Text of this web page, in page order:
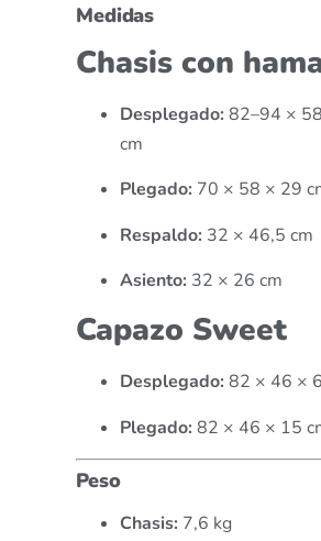
Medidas
Chasis con
Desplegado: 82–94 ×
cm
Plegado: 70 × 58 × 29
Respaldo: 32 × 46,5 cm
Asiento: 32 × 26 cm
Capazo Sweet
Desplegado: 82 × 46 ×
Plegado: 82 × 46 × 15
Peso
Chasis: 7,6 kg